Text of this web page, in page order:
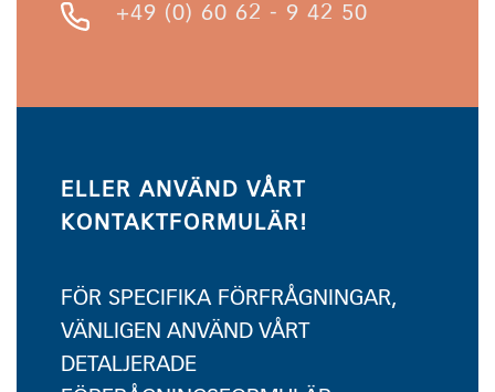
+49 (0) 60 62 - 9 42 50
ELLER ANVÄND VÅRT
KONTAKTFORMULÄR!
FÖR SPECIFIKA FÖRFRÅGNINGAR,
VÄNLIGEN ANVÄND VÅRT
DETALJERADE